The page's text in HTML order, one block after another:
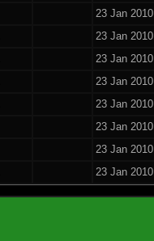
23 Jan 2010
23 Jan 2010
23 Jan 2010
23 Jan 2010
23 Jan 2010
23 Jan 2010
23 Jan 2010
23 Jan 2010